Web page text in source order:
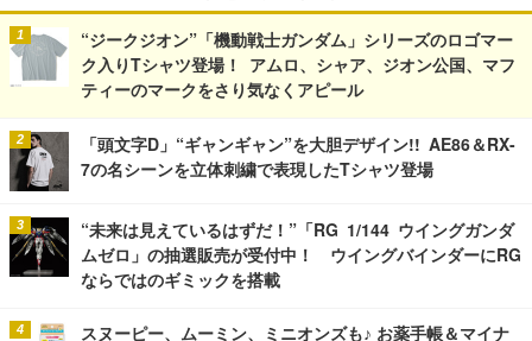
“ジークジオン”「機動戦士ガンダム」シリーズのロゴマー
ク入りTシャツ登場！ アムロ、シャア、ジオン公国、マフ
ティーのマークをさり気なくアピール
「頭文字D」“ギャンギャン”を大胆デザイン!! AE86＆RX-
7の名シーンを立体刺繍で表現したTシャツ登場
“未来は見えているはずだ！”「RG 1/144 ウイングガンダ
ムゼロ」の抽選販売が受付中！ ウイングバインダーにRG
ならではのギミックを搭載
スヌーピー、ムーミン、ミニオンズも♪ お薬手帳＆マイナ